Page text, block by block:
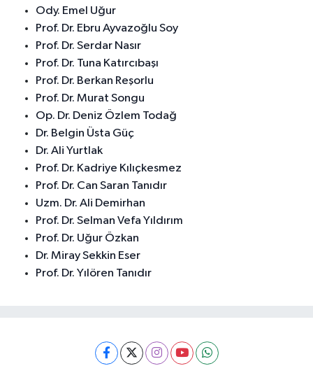
Ody. Emel Uğur
Prof. Dr. Ebru Ayvazoğlu Soy
Prof. Dr. Serdar Nasır
Prof. Dr. Tuna Katırcıbaşı
Prof. Dr. Berkan Reşorlu
Prof. Dr. Murat Songu
Op. Dr. Deniz Özlem Todağ
Dr. Belgin Üsta Güç
Dr. Ali Yurtlak
Prof. Dr. Kadriye Kılıçkesmez
Prof. Dr. Can Saran Tanıdır
Uzm. Dr. Ali Demirhan
Prof. Dr. Selman Vefa Yıldırım
Prof. Dr. Uğur Özkan
Dr. Miray Sekkin Eser
Prof. Dr. Yılören Tanıdır